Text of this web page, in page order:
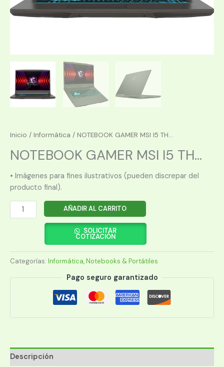
Inicio / Informática / NOTEBOOK GAMER MSI I5 TH...
NOTEBOOK GAMER MSI I5 TH...
• Imágenes para fines ilustrativos (pueden discrepar del
producto final).
NOTEBOOK
GAMER
THIN
B13UC-
4G/W11H/15.6"FHD
cantidad
AÑADIR AL CARRITO
SOLICITAR
COTIZACIÓN
Categorías: Informática,Notebooks & Portátiles
Pago seguro garantizado
Descripción